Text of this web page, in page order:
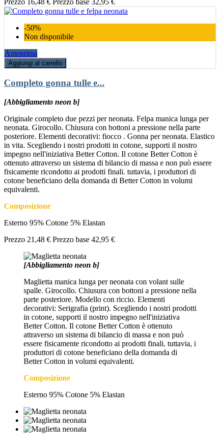
-50%
Non disponibile
Anteprima
Aggiungi al carrello
Completo gonna tulle e...
[Abbigliamento neon b]
Originale completo due pezzi per neonata. Felpa manica lunga per
neonata. Girocollo. Chiusura con bottoni a pressione nella parte
posteriore. Elementi decorativi: fiocco . Gonna per neonata. Elastico
in vita. Scegliendo i nostri prodotti in cotone, supporti il nostro
impegno nell'iniziativa Better Cotton. Il cotone Better Cotton è
ottenuto attraverso un sistema di bilancio di massa e non può essere
fisicamente ricondotto ai prodotti finali. tuttavia, i produttori di
cotone beneficiano della domanda di Better Cotton in volumi
equivalenti.
Composizione
Esterno 95% Cotone 5% Elastan
Prezzo 21,48 € Prezzo base 42,95 €
[Abbigliamento neon b]
Maglietta manica lunga per neonata con volant sulle
spalle. Girocollo. Chiusura con bottoni a pressione nella
parte posteriore. Modello con riccio. Elementi
decorativi: Serigrafia (print). Scegliendo i nostri prodotti
in cotone, supporti il nostro impegno nell'iniziativa
Better Cotton. Il cotone Better Cotton è ottenuto
attraverso un sistema di bilancio di massa e non può
essere fisicamente ricondotto ai prodotti finali. tuttavia, i
produttori di cotone beneficiano della domanda di
Better Cotton in volumi equivalenti.
Composizione
Esterno 95% Cotone 5% Elastan